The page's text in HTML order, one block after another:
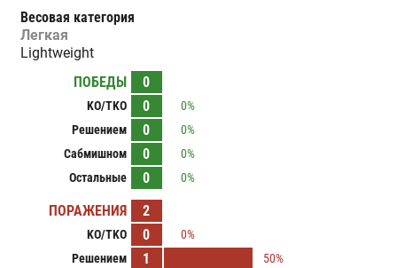
Весовая категория
Легкая
Lightweight
ПОБЕДЫ
0
KO/TKO 0
0%
Решением
0
0%
Сабмишном
0
0%
Остальные
0 0%
ПОРАЖЕНИЯ 2
KO/TKO 0
0%
Решением
1
50%